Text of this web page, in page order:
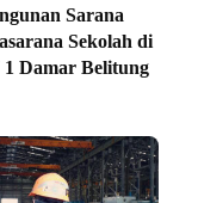
Sarana
Sekolah di
Damar Belitung